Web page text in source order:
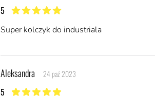
5
5 z 5 gwiazdek
Super kolczyk do industriala
Aleksandra 24 paź 2023
5